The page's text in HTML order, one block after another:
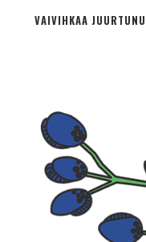
VAIVIHKAA